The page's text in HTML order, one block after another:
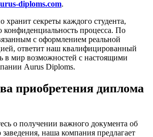
diploms.com.
секреты каждого студента,
конфиденциальность процесса. По
с оформлением реальной
ответит наш квалифицированный
в мир возможностей с настоящими
Aurus Diploms.
приобретения диплома
о получении важного документа об
наша компания предлагает